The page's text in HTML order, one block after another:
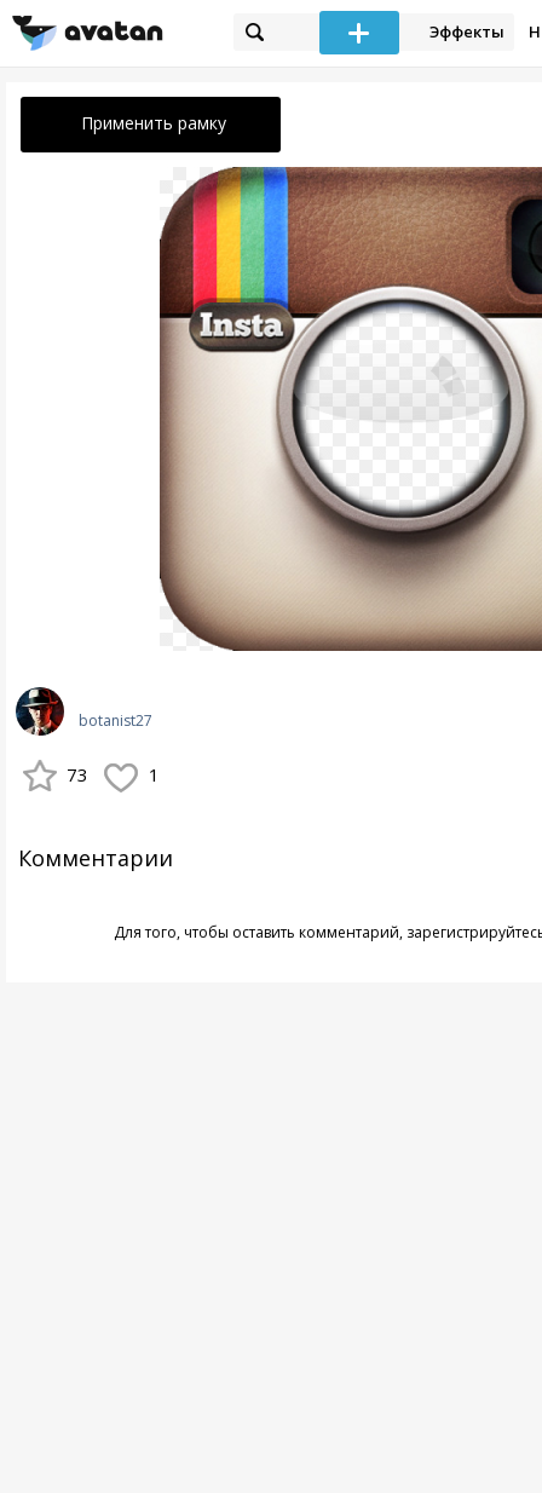
Эффекты
Применить рамку
botanist27
73 1
Комментарии
Для того, чтобы оставить комментарий,